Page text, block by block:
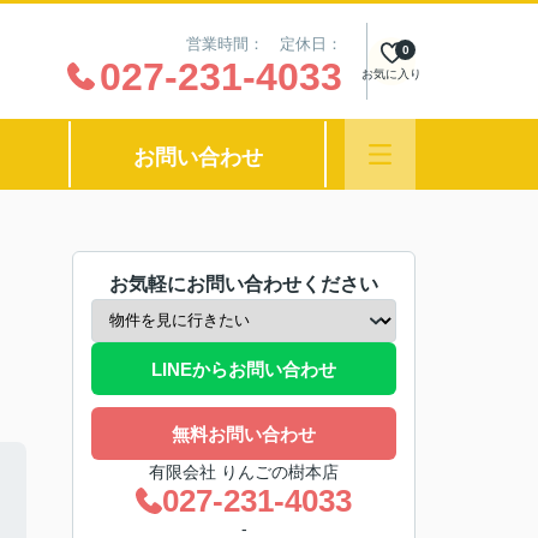
営業時間： 定休日：
027-231-4033 お気に入り
0
お問い合わせ
お気軽にお問い合わせください
LINEからお問い合わせ
無料お問い合わせ
有限会社 りんごの樹本店
027-231-4033
-